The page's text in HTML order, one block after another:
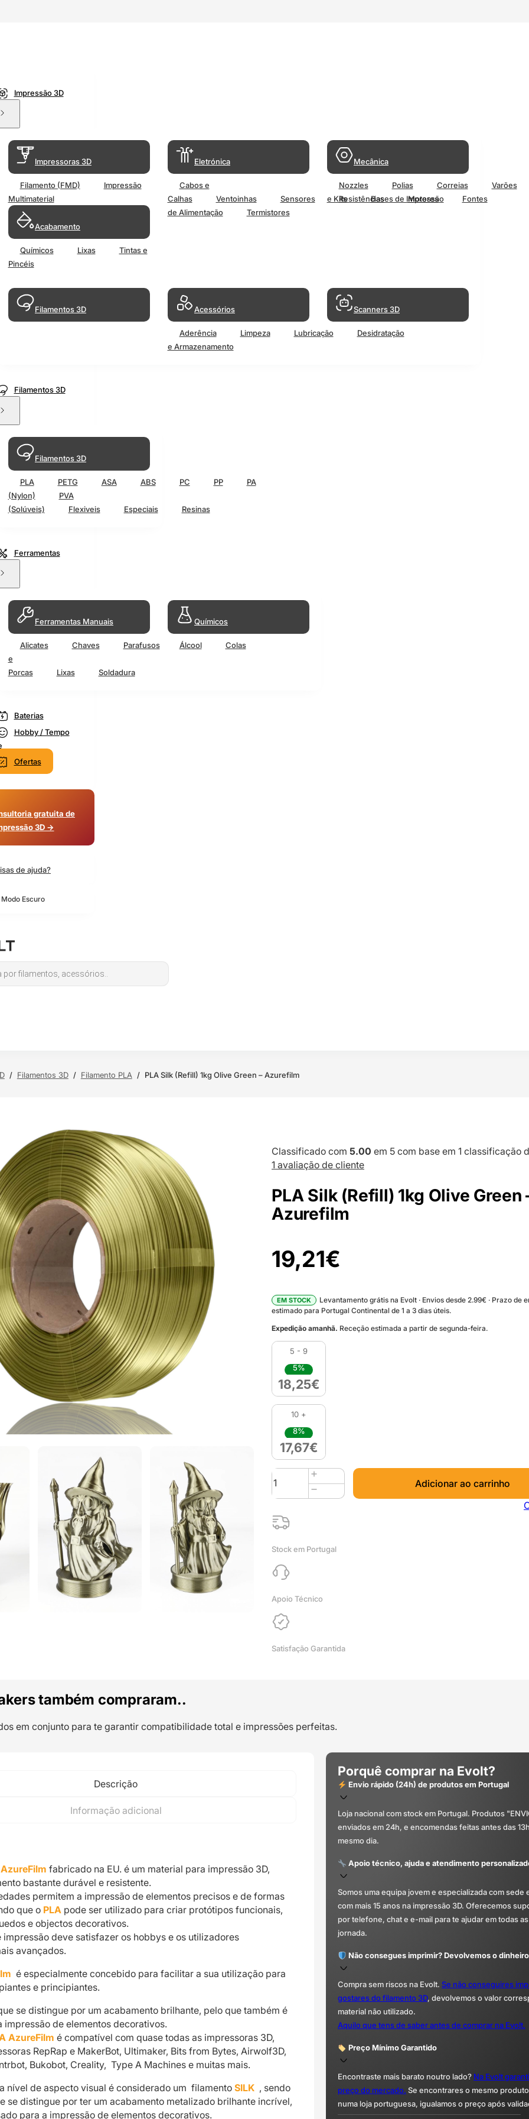
Impressão 3D
Impressoras 3D
Filamento (FMD)
Impressão
Multimaterial
Acabamento
Químicos Lixas
Tintas e
Pincéis
Eletrónica
Cabos e
Calhas
Ventoinhas Sensores Resistências Motores
Fontes
de Alimentação
Termistores
Mecânica
Nozzles Polias Correias
Varões
e Kits
Bases de Impressão
Filamentos 3D Acessórios
Aderência Limpeza Lubricação
Desidratação
e Armazenamento
Scanners 3D
Filamentos 3D
Filamentos 3D
PLA PETG ASA ABS PC PP
PA
(Nylon)
PVA
(Solúveis)
Flexiveis Especiais Resinas
Ferramentas
Ferramentas Manuais
Alicates Chaves
Parafusos
e
Porcas
Lixas Soldadura
Químicos
Álcool Colas
Baterias
Hobby / Tempo
Ofertas
gratuita de
3D →
de ajuda?
Escuro
/ Filamentos 3D / Filamento PLA / PLA Silk (Refill) 1kg Olive Green – Azurefilm
Classificado com 5.00 em 5 com base em 1 classificação
1 avaliação de cliente
PLA Silk (Refill) 1kg Olive Green
Azurefilm
19,21€
EM STOCK
Levantamento grátis na Evolt · Envios desde 2.99€ · Prazo de
estimado para Portugal Continental de 1 a 3 dias úteis.
Expedição amanhã. Receção estimada a partir de segunda-feira.
5 - 9
5%
18,25€
10 +
8%
17,67€
Quantidade
de
PLA
Silk
(Refill)
Olive
Green
Azurefilm
Adicionar ao carrinho
Stock em Portugal
Apoio Técnico
Satisfação Garantida
também compraram..
em conjunto para te garantir compatibilidade total e impressões perfeitas.
Descrição
Informação adicional
fabricado na EU. é um material para impressão 3D,
bastante durável e resistente.
permitem a impressão de elementos precisos e de formas
que o PLA pode ser utilizado para criar protótipos funcionais,
e objectos decorativos.
deve satisfazer os hobbys e os utilizadores
avançados.
é especialmente concebido para facilitar a sua utilização para
e principiantes.
se distingue por um acabamento brilhante, pelo que também é
impressão de elementos decorativos.
AzureFilm é compatível com quase todas as impressoras 3D,
RepRap e MakerBot, Ultimaker, Bits from Bytes, Airwolf3D,
Bukobot, Creality, Type A Machines e muitas mais.
nível de aspecto visual é considerado um filamento SILK , sendo
se distingue por ter um acabamento metalizado brilhante incrível,
para a impressão de elementos decorativos.
Porquê comprar na Evolt?
Envio rápido (24h) de produtos em Portugal
Loja nacional com stock em Portugal. Produtos
enviados em 24h, e encomendas feitas antes das
mesmo dia.
Apoio técnico, ajuda e atendimento
Somos uma equipa jovem e especializada com sede
com mais 15 anos na impressão 3D. Oferecemos
por telefone, chat e e-mail para te ajudar em todas
jornada.
Não consegues imprimir? Devolvemos o
Compra sem riscos na Evolt. Se não conseguires
gostares do filamento 3D, devolvemos o valor
material não utilizado.
Aquilo que tens de saber antes de comprar na Evolt.
Preço Mínimo Garantido
Encontraste mais barato noutro lado? Na Evolt
preço do mercado. Se encontrares o mesmo
numa loja portuguesa, igualamos o preço após